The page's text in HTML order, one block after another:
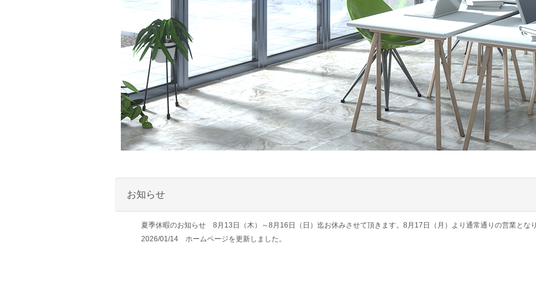
お知らせ
夏季休暇のお知らせ 8月13日（木）～8月16日（日）迄お休みさせて頂きます。8月17日（月）より通常通りの営業とな
2026/01/14 ホームページを更新しました。